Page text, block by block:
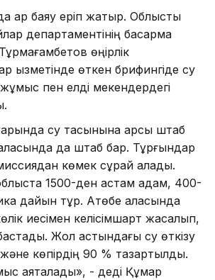
қар баяу еріп жатыр. Облыстық
департаментінің басқарма
өңірлік
қызметінде өткен брифингіде су
жұмыс пен елді мекендердегі
су тасқынына қарсы штаб
да штаб бар. Тұрғындар
көмек сұрай алады.
1500-ден астам адам, 400-
дайын тұр. Ақтөбе қаласында
иесімен келісімшарт жасалып,
Жол астындағы су өткізу
көпірдің 90 % тазартылды.
аяқталады», - деді Құмар